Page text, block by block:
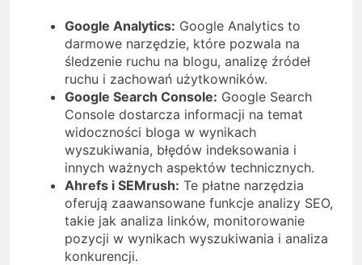
Google Analytics: Google Analytics to
darmowe narzędzie, które pozwala na
śledzenie ruchu na blogu, analizę źródeł
ruchu i zachowań użytkowników.
Google Search Console: Google Search
Console dostarcza informacji na temat
widoczności bloga w wynikach
wyszukiwania, błędów indeksowania i
innych ważnych aspektów technicznych.
Ahrefs i SEMrush: Te płatne narzędzia
oferują zaawansowane funkcje analizy SEO,
takie jak analiza linków, monitorowanie
pozycji w wynikach wyszukiwania i analiza
konkurencji.